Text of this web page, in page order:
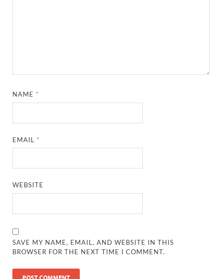
NAME *
EMAIL *
WEBSITE
SAVE MY NAME, EMAIL, AND WEBSITE IN THIS
BROWSER FOR THE NEXT TIME I COMMENT.